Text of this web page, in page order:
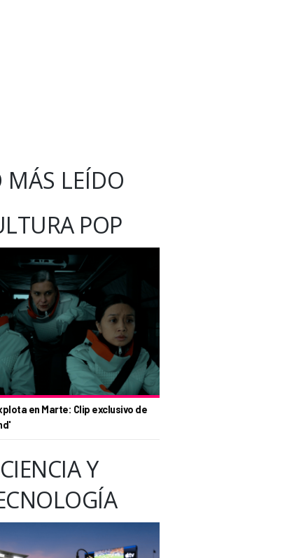
MÁS LEÍDO
POP
en Marte: Clip exclusivo de
CIENCIA Y